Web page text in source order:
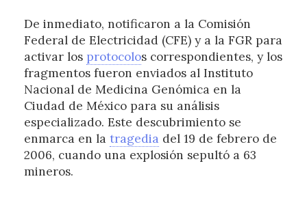
De inmediato, notificaron a la Comisión
Federal de Electricidad (CFE) y a la FGR para
activar los protocolos correspondientes, y los
fragmentos fueron enviados al Instituto
Nacional de Medicina Genómica en la
Ciudad de México para su análisis
especializado. Este descubrimiento se
enmarca en la tragedia del 19 de febrero de
2006, cuando una explosión sepultó a 63
mineros.